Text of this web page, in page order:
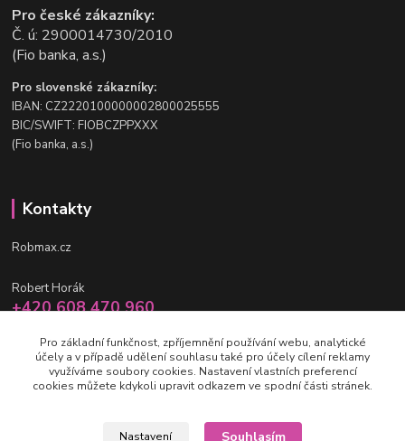
Pro české zákazníky:
Č. ú: 2900014730/2010
(Fio banka, a.s.)
Pro slovenské zákazníky:
IBAN: CZ2220100000002800025555
BIC/SWIFT: FIOBCZPPXXX
(Fio banka, a.s.)
Kontakty
Robmax.cz
Robert Horák
+420 608 470 960
info@robmax.cz
Pro základní funkčnost, zpříjemnění používání webu, analytické
účely a v případě udělení souhlasu také pro účely cílení reklamy
využíváme soubory cookies. Nastavení vlastních preferencí
cookies můžete kdykoli upravit odkazem ve spodní části stránek.
Nastavení Souhlasím